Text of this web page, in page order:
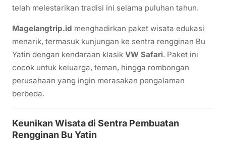
telah melestarikan tradisi ini selama puluhan tahun.
Magelangtrip.id menghadirkan paket wisata edukasi
menarik, termasuk kunjungan ke sentra rengginan Bu
Yatin dengan kendaraan klasik VW Safari. Paket ini
cocok untuk keluarga, teman, hingga rombongan
perusahaan yang ingin merasakan pengalaman
berbeda.
Keunikan Wisata di Sentra Pembuatan
Rengginan Bu Yatin